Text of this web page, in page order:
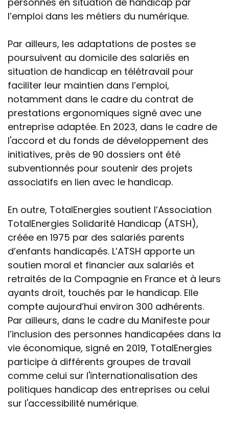
l’emploi dans les métiers du numérique.
Par ailleurs, les adaptations de postes se
poursuivent au domicile des salariés en
situation de handicap en télétravail pour
faciliter leur maintien dans l’emploi,
notamment dans le cadre du contrat de
prestations ergonomiques signé avec une
entreprise adaptée. En 2023, dans le cadre de
l'accord et du fonds de développement des
initiatives, près de 90 dossiers ont été
subventionnés pour soutenir des projets
associatifs en lien avec le handicap.
En outre, TotalEnergies soutient l’Association
TotalEnergies Solidarité Handicap (ATSH),
créée en 1975 par des salariés parents
d’enfants handicapés. L’ATSH apporte un
soutien moral et financier aux salariés et
retraités de la Compagnie en France et à leurs
ayants droit, touchés par le handicap. Elle
compte aujourd’hui environ 300 adhérents.
Par ailleurs, dans le cadre du Manifeste pour
l’inclusion des personnes handicapées dans la
vie économique, signé en 2019, TotalEnergies
participe à différents groupes de travail
comme celui sur l'internationalisation des
politiques handicap des entreprises ou celui
sur l'accessibilité numérique.